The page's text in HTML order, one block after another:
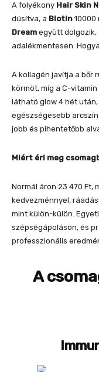
A folyékony Hair Skin
dúsítva, a Biotin 10000
Dream együtt dolgozik,
adalékmentesen.
A kollagén javítja a bőr
körmöt, míg a C-
látható glow 4 hét
egészségesebb
jobb és pihentetőbb
Miért éri meg
Normál áron 23 470 Ft,
kedvezménnyel,
mint külön-külön.
szépségápoláson, és
professzionális
A